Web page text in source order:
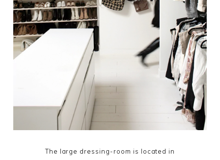
The large dressing-room is located in